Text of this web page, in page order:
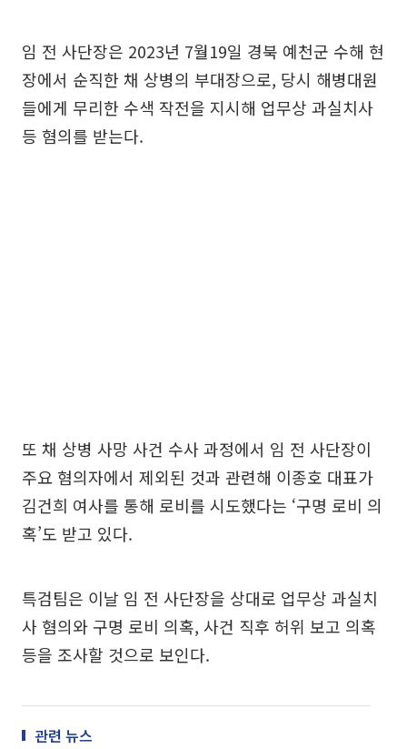
임 전 사단장은 2023년 7월19일 경북 예천군 수해 현
장에서 순직한 채 상병의 부대장으로, 당시 해병대원
들에게 무리한 수색 작전을 지시해 업무상 과실치사
등 혐의를 받는다.
또 채 상병 사망 사건 수사 과정에서 임 전 사단장이
주요 혐의자에서 제외된 것과 관련해 이종호 대표가
김건희 여사를 통해 로비를 시도했다는 ‘구명 로비 의
혹’도 받고 있다.
특검팀은 이날 임 전 사단장을 상대로 업무상 과실치
사 혐의와 구명 로비 의혹, 사건 직후 허위 보고 의혹
등을 조사할 것으로 보인다.
관련 뉴스